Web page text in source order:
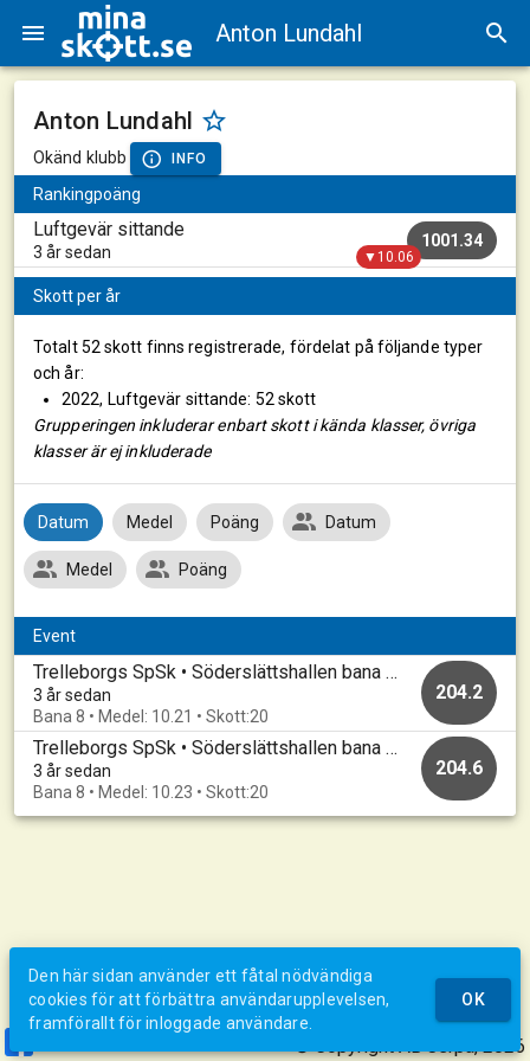
Anton Lundahl
Anton Lundahl
Okänd klubb INFO
Rankingpoäng
Luftgevär sittande
3 år sedan
1001.34
▼10.06
Skott per år
Totalt 52 skott finns registrerade, fördelat på följande typer
och år:
2022, Luftgevär sittande: 52 skott
Grupperingen inkluderar enbart skott i kända klasser, övriga
klasser är ej inkluderade
Datum Medel Poäng Datum
Medel Poäng
Event
Trelleborgs SpSk • Söderslättshallen bana 1-10 • 20221114_A
3 år sedan
Bana 8 • Medel: 10.21 • Skott:20
204.2
Trelleborgs SpSk • Söderslättshallen bana 1-10 • 20221111_A
3 år sedan
Bana 8 • Medel: 10.23 • Skott:20
204.6
© Copyright AB Jerpa, 2026
Den här sidan använder ett fåtal nödvändiga
cookies för att förbättra användarupplevelsen,
framförallt för inloggade användare.
OK